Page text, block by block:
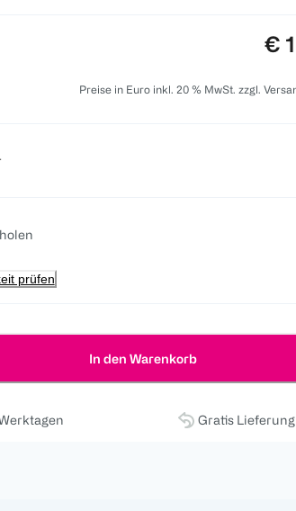
€
Preise in Euro inkl. 20 % MwSt. zzgl.
prüfen
In den Warenkorb
Gratis